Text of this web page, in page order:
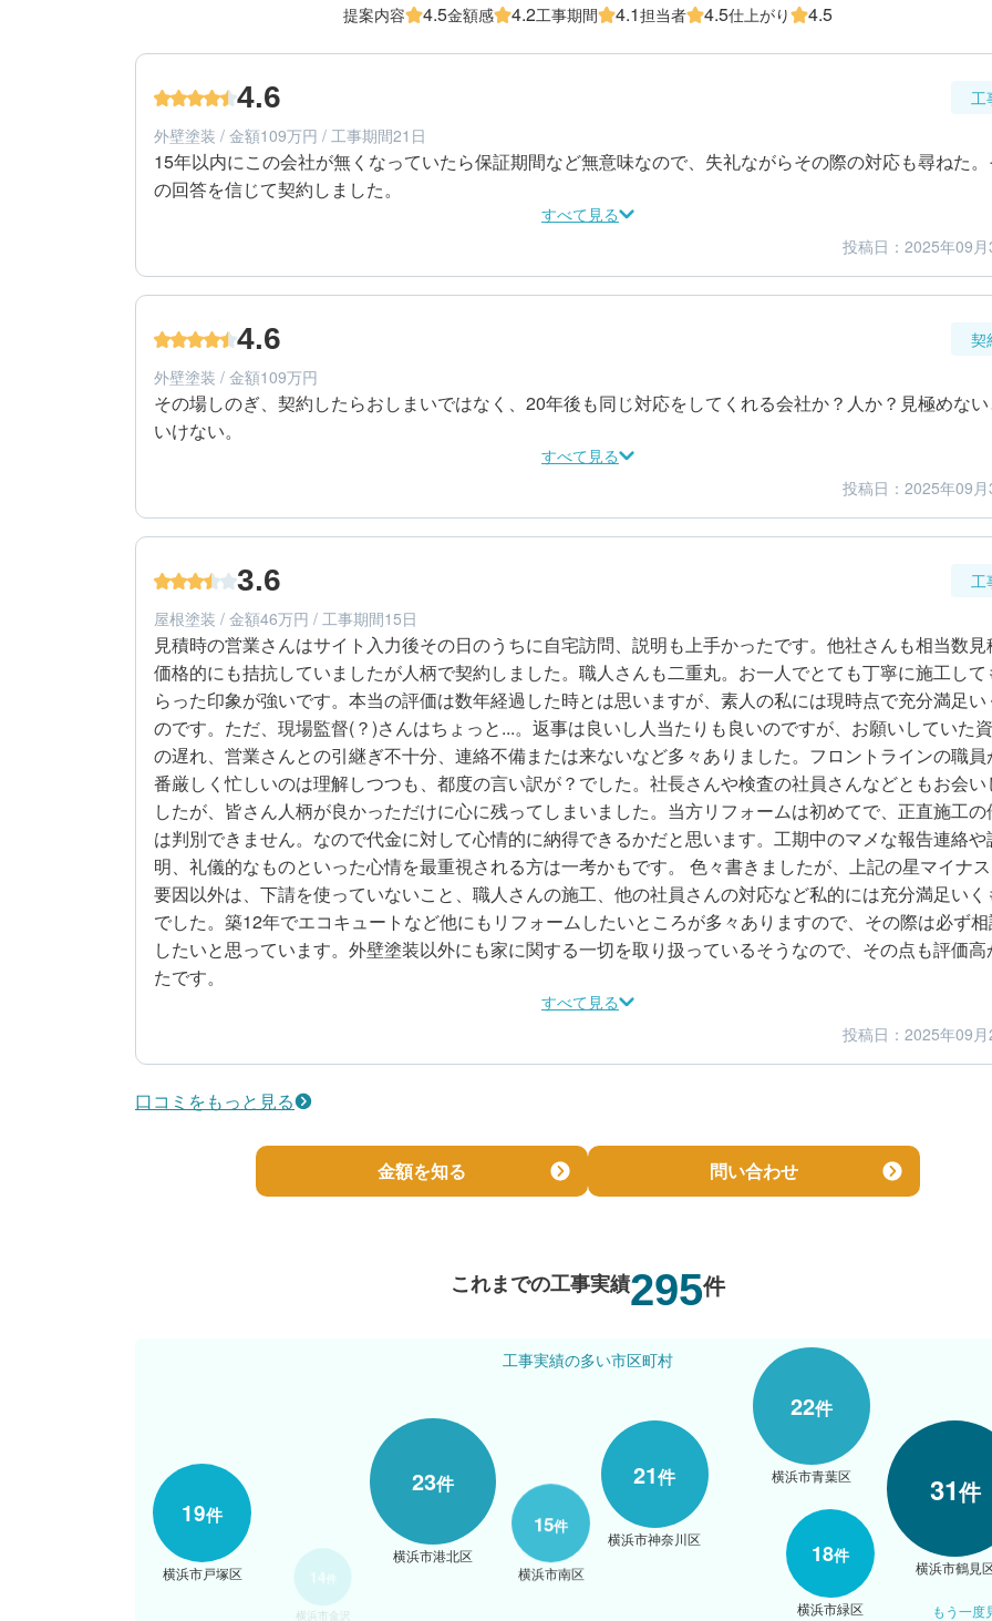
提案内容 4.5金額感 4.2工事期間 4.1担当者 4.5仕上がり 4.5
4.6
工
外壁塗装 / 金額109万円 / 工事期間21日
15年以内にこの会社が無くなっていたら保証期間など無意味なので、失礼ながらその際の対応も尋ねた
の回答を信じて契約しました。
すべて見る
60代/男性/一戸建て
エリア：神奈川県横浜市都筑区
築年数：14年
投稿日：2025年09
4.6
契
外壁塗装 / 金額109万円
その場しのぎ、契約したらおしまいではなく、20年後も同じ対応をしてくれる会社か？人か？見極めな
いけない。
すべて見る
60代/男性/一戸建て
エリア：神奈川県横浜市都筑区
築年数：14年
投稿日：2025年09
3.6
工
屋根塗装 / 金額46万円 / 工事期間15日
見積時の営業さんはサイト入力後その日のうちに自宅訪問、説明も上手かったです。他社さんも相当数見
価格的にも拮抗していましたが人柄で契約しました。職人さんも二重丸。お一人でとても丁寧に施工して
らった印象が強いです。本当の評価は数年経過した時とは思いますが、素人の私には現時点で充分満足い
のです。ただ、現場監督(？)さんはちょっと...。返事は良いし人当たりも良いのですが、お願いしていた
の遅れ、営業さんとの引継ぎ不十分、連絡不備または来ないなど多々ありました。フロントラインの職員
番厳しく忙しいのは理解しつつも、都度の言い訳が？でした。社長さんや検査の社員さんなどともお会い
したが、皆さん人柄が良かっただけに心に残ってしまいました。当方リフォームは初めてで、正直施工の
は判別できません。なので代金に対して心情的に納得できるかだと思います。工期中のマメな報告連絡や
明、礼儀的なものといった心情を最重視される方は一考かもです。 色々書きましたが、上記の星マイナ
要因以外は、下請を使っていないこと、職人さんの施工、他の社員さんの対応など私的には充分満足いく
でした。築12年でエコキュートなど他にもリフォームしたいところが多々ありますので、その際は必ず
したいと思っています。外壁塗装以外にも家に関する一切を取り扱っているそうなので、その点も評価高
たです。
すべて見る
50代/男性/一戸建て
エリア：神奈川県横浜市港北区
投稿日：2025年09
口コミをもっと見る
金額を知る 問い合わせ
これまでの工事実績295件
31件
横浜市鶴見
23件
横浜市港北区
22件
横浜市青葉区
21件
横浜市神奈川区
19件
横浜市戸塚区
18件
横浜市緑区
15件
横浜市南区
横浜市金沢
工事実績の多い市区町村
もう一度